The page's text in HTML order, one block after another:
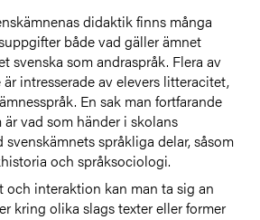
didaktik finns många
både vad gäller ämnet
svenska som andraspråk. Flera av
intresserade av elevers litteracitet,
En sak man fortfarande
vad som händer i skolans
språkliga delar, såsom
och språksociologi.
och interaktion kan man ta sig an
kring olika slags texter eller former